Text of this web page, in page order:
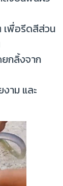
เพื่อรีดสีส่วน
ยกลิ้งจาก
าม และ